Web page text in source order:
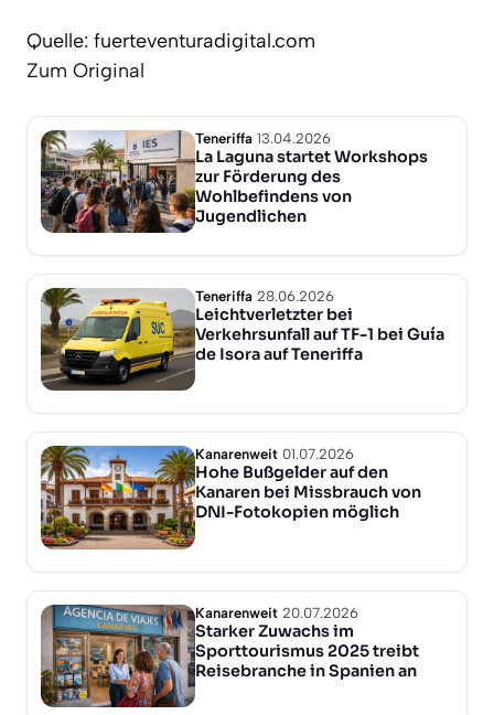
Quelle: fuerteventuradigital.com
Zum Original
Teneriffa 13.04.2026
La Laguna startet Workshops
zur Förderung des
Wohlbefindens von
Jugendlichen
Teneriffa 28.06.2026
Leichtverletzter bei
Verkehrsunfall auf TF-1 bei Guía
de Isora auf Teneriffa
Kanarenweit 01.07.2026
Hohe Bußgelder auf den
Kanaren bei Missbrauch von
DNI-Fotokopien möglich
Kanarenweit 20.07.2026
Starker Zuwachs im
Sporttourismus 2025 treibt
Reisebranche in Spanien an